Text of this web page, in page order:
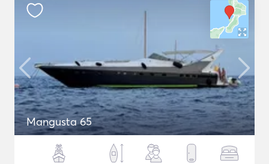
Mangusta 65